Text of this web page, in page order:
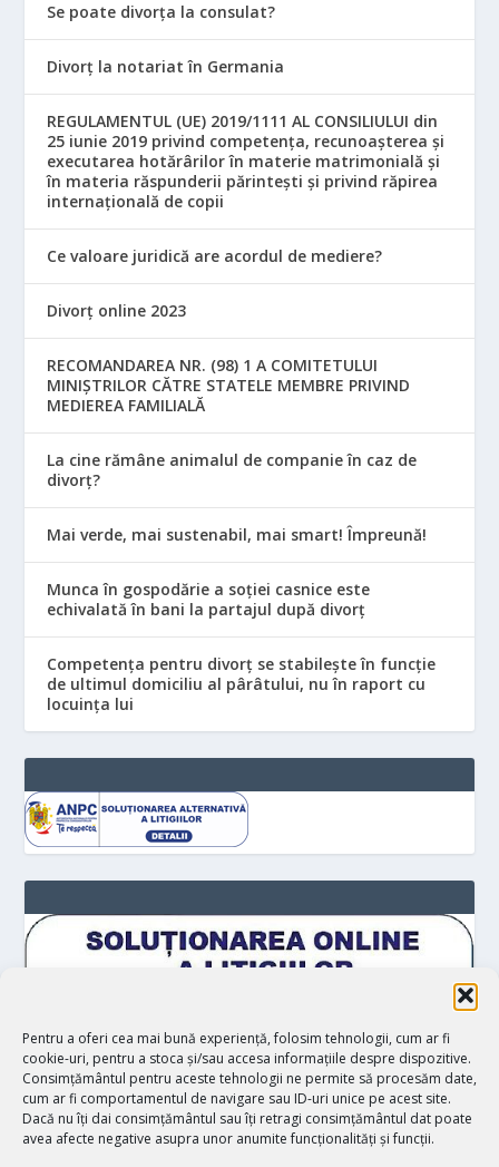
Pentru a oferi cea mai bună experiență, folosim tehnologii, cum ar fi
cookie-uri, pentru a stoca și/sau accesa informațiile despre dispozitive.
Consimțământul pentru aceste tehnologii ne permite să procesăm date,
cum ar fi comportamentul de navigare sau ID-uri unice pe acest site.
Dacă nu îți dai consimțământul sau îți retragi consimțământul dat poate
avea afecte negative asupra unor anumite funcționalități și funcții.
Se poate divorța la consulat?
Divorț la notariat în Germania
REGULAMENTUL (UE) 2019/1111 AL CONSILIULUI din
25 iunie 2019 privind competența, recunoașterea și
executarea hotărârilor în materie matrimonială și
în materia răspunderii părintești și privind răpirea
internațională de copii
Ce valoare juridică are acordul de mediere?
Divorț online 2023
RECOMANDAREA NR. (98) 1 A COMITETULUI
MINIŞTRILOR CĂTRE STATELE MEMBRE PRIVIND
MEDIEREA FAMILIALĂ
La cine rămâne animalul de companie în caz de
divorț?
Mai verde, mai sustenabil, mai smart! Împreună!
Munca în gospodărie a soției casnice este
echivalată în bani la partajul după divorț
Competența pentru divorț se stabilește în funcție
de ultimul domiciliu al pârâtului, nu în raport cu
locuinţa lui